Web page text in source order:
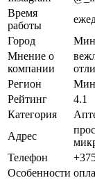
Время
работы
Город
Мнение о
компании
Регион
Рейтинг
4.1
Категория
Адрес
Телефон
Особенности